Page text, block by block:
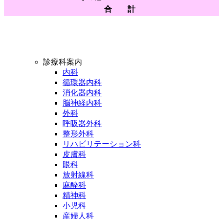
合 計
診療科案内
内科
循環器内科
消化器内科
脳神経内科
外科
呼吸器外科
整形外科
リハビリテーション科
皮膚科
眼科
放射線科
麻酔科
精神科
小児科
産婦人科